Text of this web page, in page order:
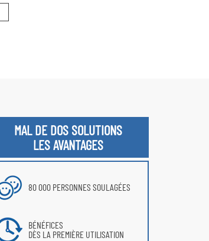
MAL DE DOS SOLUTIONS
LES AVANTAGES
80 000 PERSONNES SOULAGÉES
BÉNÉFICES
DÈS LA PREMIÈRE UTILISATION